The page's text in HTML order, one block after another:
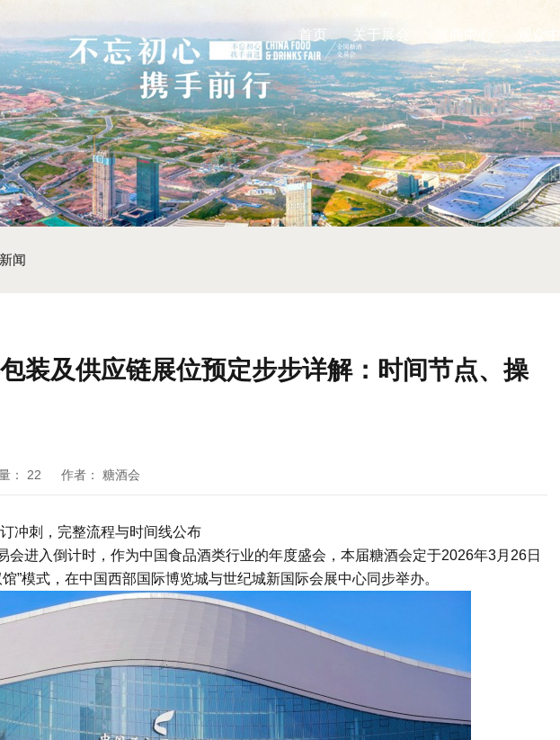
首页 关于展会
闻
装及供应链展位预定步步详解：时间节点、操
： 22 作者： 糖酒会
冲刺，完整流程与时间线公布
会进入倒计时，作为中国食品酒类行业的年度盛会，本届糖酒会定于2026年3月26日
”模式，在中国西部国际博览城与世纪城新国际会展中心同步举办。